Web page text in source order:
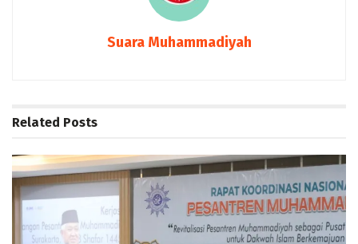
Suara Muhammadiyah
Related Posts